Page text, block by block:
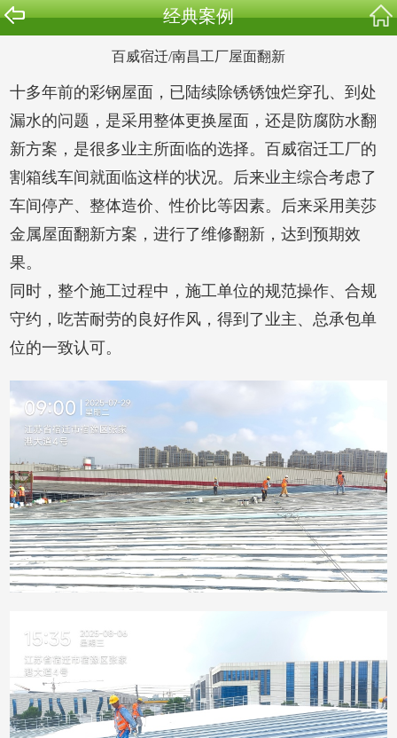
经典案例
百威宿迁/南昌工厂屋面翻新
十多年前的彩钢屋面，已陆续除锈锈蚀烂穿孔、到处
漏水的问题，是采用整体更换屋面，还是防腐防水翻
新方案，是很多业主所面临的选择。百威宿迁工厂的
割箱线车间就面临这样的状况。后来业主综合考虑了
车间停产、整体造价、性价比等因素。后来采用美莎
金属屋面翻新方案，进行了维修翻新，达到预期效
果。
同时，整个施工过程中，施工单位的规范操作、合规
守约，吃苦耐劳的良好作风，得到了业主、总承包单
位的一致认可。